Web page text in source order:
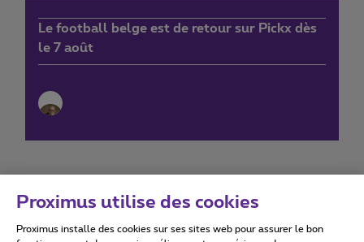
Le football belge est de retour sur Pickx dès
le 7 août
Conditions d'utilisation Accessibility statement
Proximus utilise des cookies
Proximus installe des cookies sur ses sites web pour assurer le bon